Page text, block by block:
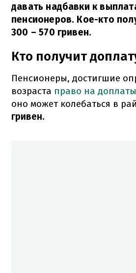
давать надбавки к
пенсионеров. Кое-кто
300 – 570 гривен.
Кто получит
Пенсионеры, достигшие
возраста право на доплаты
оно может колебаться в
гривен.